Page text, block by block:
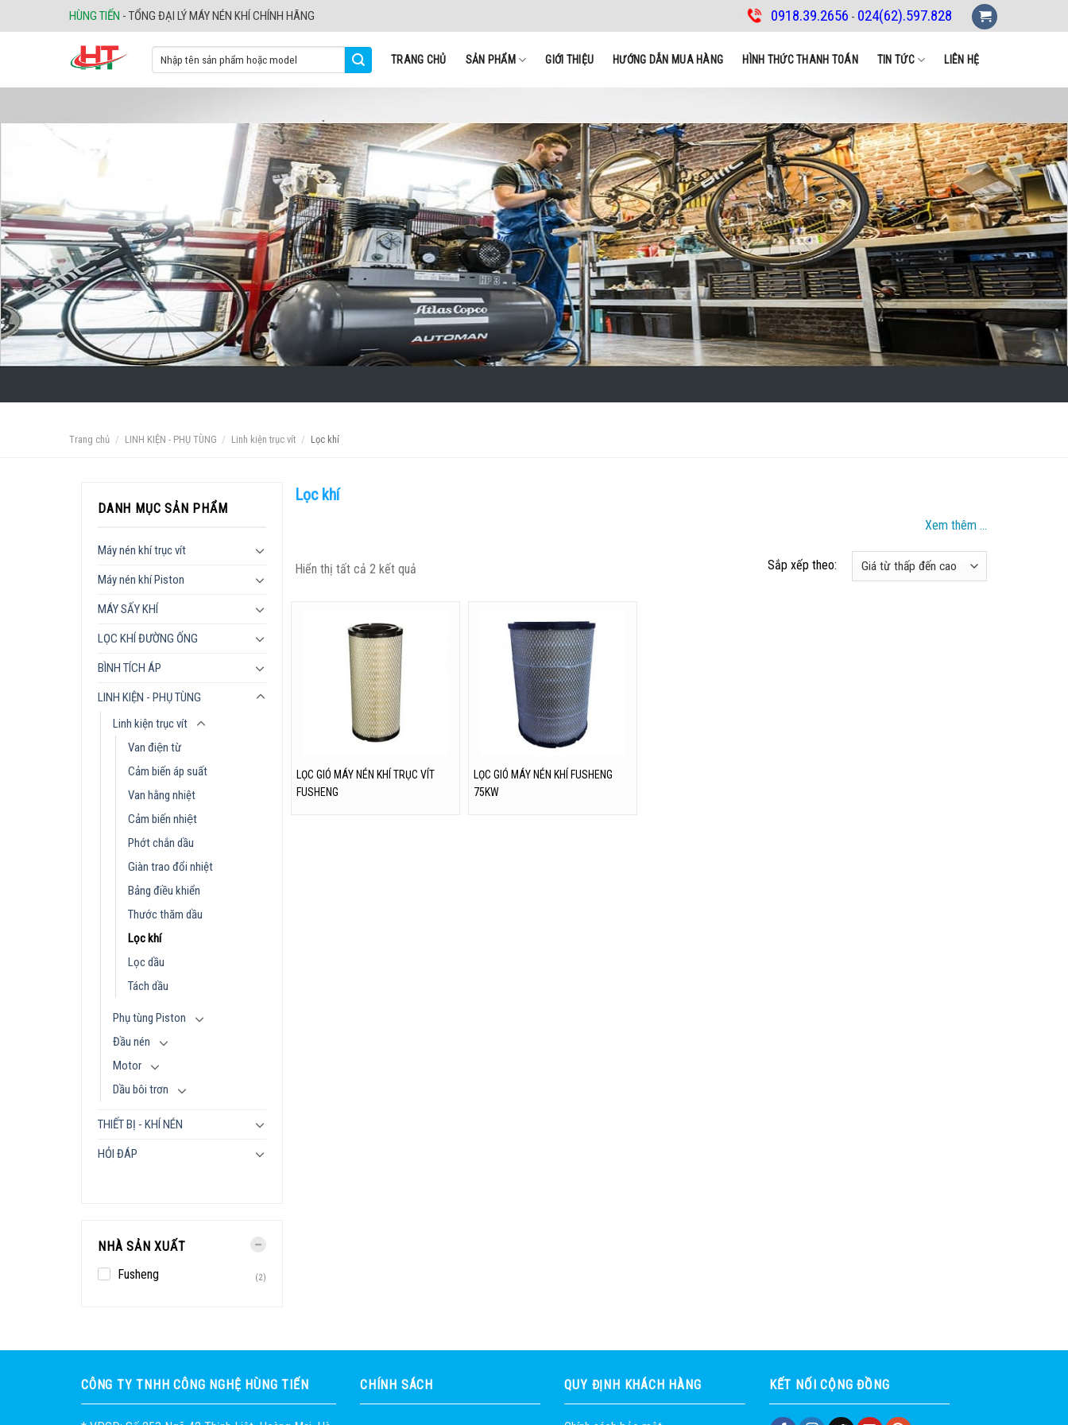
to
HÙNG TIẾN - TỔNG ĐẠI LÝ MÁY NÉN KHÍ CHÍNH HÃNG 0918.39.2656 - 024(62).597.828
TRANG CHỦ SẢN PHẨM GIỚI THIỆU HƯỚNG DẪN MUA HÀNG HÌNH THỨC THANH TOÁN TIN TỨC LIÊN HỆ
Trang chủ / LINH KIỆN - PHỤ TÙNG / Linh kiện trục vít / Lọc khí
DANH MỤC SẢN PHẨM
Máy nén khí trục vít
Máy nén khí Piston
MÁY SẤY KHÍ
LỌC KHÍ ĐƯỜNG ỐNG
BÌNH TÍCH ÁP
LINH KIỆN - PHỤ TÙNG
Linh kiện trục vít
Van điện từ
Cảm biến áp suất
Van hằng nhiệt
Cảm biến nhiệt
Phớt chắn dầu
Giàn trao đổi nhiệt
Bảng điều khiển
Thước thăm dầu
Lọc khí
Lọc dầu
Tách dầu
Phụ tùng Piston
Đầu nén
Motor
Dầu bôi trơn
THIẾT BỊ - KHÍ NÉN
HỎI ĐÁP
NHÀ SẢN XUẤT
Fusheng
(2)
Lọc khí
Xem thêm ...
Hiển thị tất cả 2 kết quả Sắp xếp theo:
LỌC GIÓ MÁY NÉN KHÍ TRỤC VÍT
FUSHENG
LỌC GIÓ MÁY NÉN KHÍ FUSHENG
75KW
CÔNG TY TNHH CÔNG NGHỆ HÙNG TIẾN CHÍNH SÁCH QUY ĐỊNH KHÁCH HÀNG KẾT NỐI CỘNG ĐỒNG